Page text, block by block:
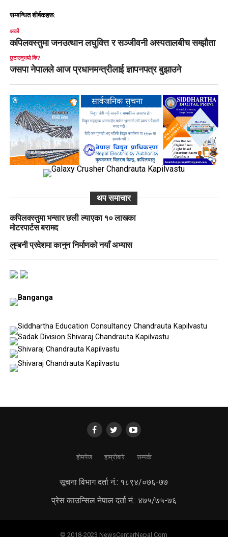
सम्बन्धित शीर्षकहरू:
अर्को
कपिलवस्तुमा जनउत्थान लघुवित्त र सञ्जीवनी अस्पतालबीच सम्झौता
छुटाउनुभयो कि?
जसपा नेपालले आज प्रधानमन्त्रीलाई ज्ञापनपत्र बुझाउने
थप समाचार
कपिलवस्तुमा भन्सार छली ल्याएका १० लाखका
मोटरपार्टस बरामद
लुम्बनी प्रदेशमा कानुन निर्माणको नयाँ अभ्यास
होमपेज हाम्रोबारे सम्पर्क
सूचना विभाग दर्ता नं.: १८९४/०७६-७७
प्रेस काउन्सिल नेपाल दर्ता नं.: ४७५/७५-७६
© 2018-2023 NewsCenterNepal.Com